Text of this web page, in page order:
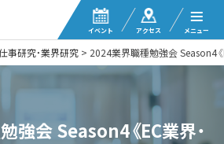
イベント アクセス メニュー
事研究・業界研究 > 2024業界職種勉強会 Season4
強会 Season4《EC業界・